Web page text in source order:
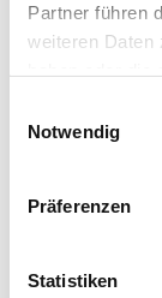
Partner führen
weiteren Daten
Notwendig
Präferenzen
Statistiken
loading